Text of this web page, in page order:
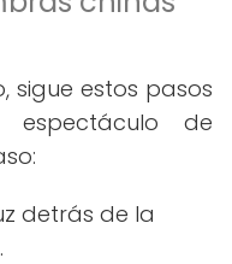
sigue estos pasos
de
detrás de la